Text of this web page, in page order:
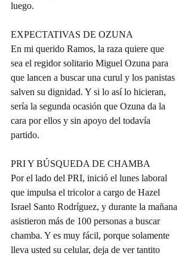
luego.
EXPECTATIVAS DE OZUNA
En mi querido Ramos, la raza quiere que
sea el regidor solitario Miguel Ozuna para
que lancen a buscar una curul y los panistas
salven su dignidad. Y si lo así lo hicieran,
sería la segunda ocasión que Ozuna da la
cara por ellos y sin apoyo del todavía
partido.
PRI Y BÚSQUEDA DE CHAMBA
Por el lado del PRI, inició el lunes laboral
que impulsa el tricolor a cargo de Hazel
Israel Santo Rodríguez, y durante la mañana
asistieron más de 100 personas a buscar
chamba. Y es muy fácil, porque solamente
lleva usted su celular, deja de ver tantito